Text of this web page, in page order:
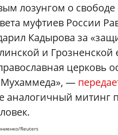
лозунгом о свободе
муфтиев России
Кадырова за
и
церковь
Мухаммеда», —
аналогичный митинг
Reuters